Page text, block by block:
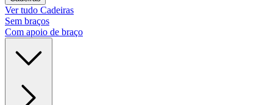
Ver tudo Cadeiras
Sem braços
Com apoio de braço